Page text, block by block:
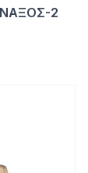
ΝΑΞΟΣ-2